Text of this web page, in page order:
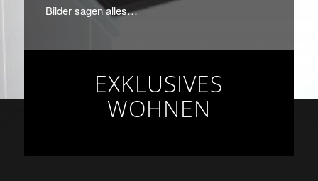
Bilder sagen alles…
EXKLUSIVES
WOHNEN